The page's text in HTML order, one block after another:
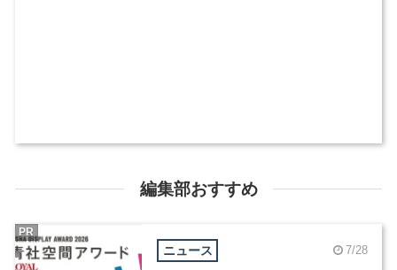
編集部おすすめ
ニュース 7/28
PR